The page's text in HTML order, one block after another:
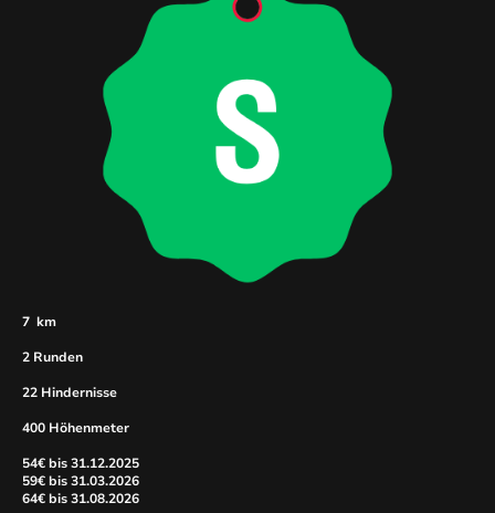
7 km
2 Runden
22 Hindernisse
400 Höhenmeter
54€ bis 31.12.2025
59€ bis 31.03.2026
64€ bis 31.08.2026